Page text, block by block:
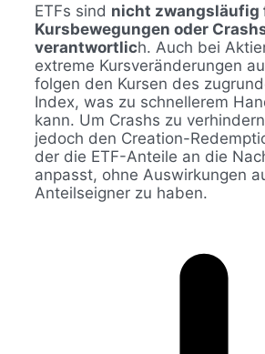
ETFs sind nicht zwangsläufig
Kursbewegungen oder
verantwortlich. Auch bei
extreme Kursveränderungen
folgen den Kursen des
Index, was zu schnellerem
kann. Um Crashs zu
jedoch den Creation-
der die ETF-Anteile an die
anpasst, ohne Auswirkungen
Anteilseigner zu haben.